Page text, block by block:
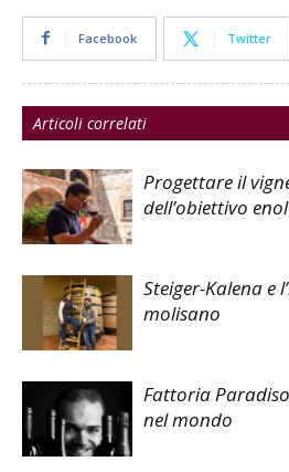
Facebook Twitter
Articoli correlati
Progettare il
dell’obiettivo
Steiger-Kalena e
molisano
Fattoria
nel mondo